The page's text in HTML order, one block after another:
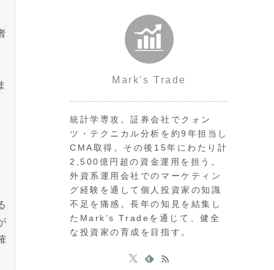
Mark's Trade
統計学専攻。証券会社でクォン
ツ・テクニカル分析を約9年担当し
CMA取得。その後15年にわたり計
2,500億円超の資金運用を担う。
外資系運用会社でのマーケティン
グ経験を通して個人投資家の知識
不足を痛感。長年の知見を結集し
たMark’s Tradeを通じて、健全
な投資家の育成を目指す。